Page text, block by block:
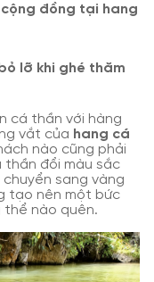
đồng tại hang
lỡ khi ghé thăm
cá thần với hàng
vắt của hang cá
nào cũng phải
đổi màu sắc
sang vàng
tạo nên một bức
thể nào quên.